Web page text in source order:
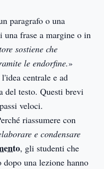
paragrafo o una
una frase a margine o in
sostiene che
le endorfine.»
centrale e ad
del testo. Questi brevi
veloci.
riassumere con
e condensare
, gli studenti che
dopo una lezione hanno